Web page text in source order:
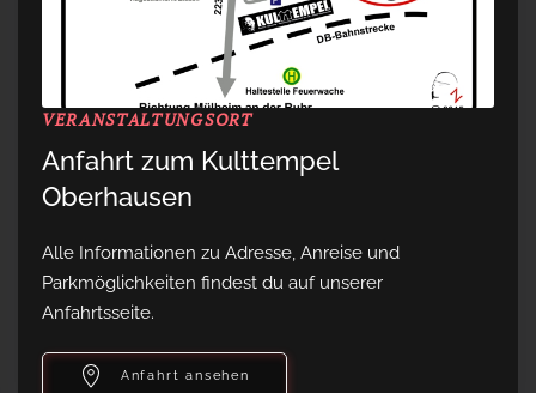
VERANSTALTUNGSORT
Anfahrt zum Kulttempel
Oberhausen
Alle Informationen zu Adresse, Anreise und
Parkmöglichkeiten findest du auf unserer
Anfahrtsseite.
Anfahrt ansehen